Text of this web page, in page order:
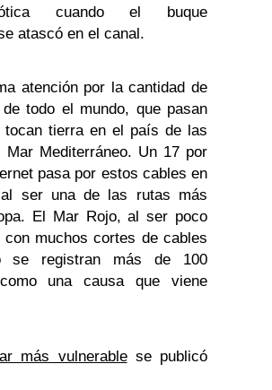
cuando el buque
atascó en el canal.
atención por la cantidad de
todo el mundo, que pasan
tierra en el país de las
Mediterráneo. Un 17 por
pasa por estos cables en
ser una de las rutas más
El Mar Rojo, al ser poco
muchos cortes de cables
se registran más de 100
una causa que viene
más vulnerablese publicó